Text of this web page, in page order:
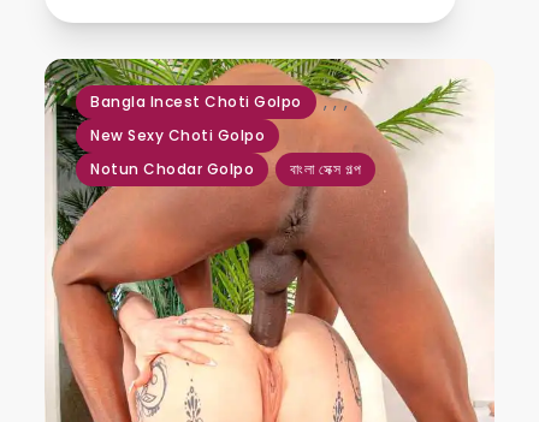
Bangla Incest Choti Golpo ,
New Sexy Choti Golpo
,
Notun Chodar Golpo
,
বাংলা সেক্স গল্প